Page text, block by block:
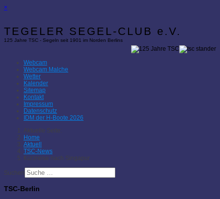
×
TEGELER SEGEL-CLUB e.V.
125 Jahre TSC - Segeln seit 1901 im Norden Berlins
Webcam
Webcam Malche
Wetter
Kalender
Sitemap
Kontakt
Impressum
Datenschutz
IDM der H-Boote 2026
Aktuelle Seite:
Home
Aktuell
TSC-News
Kurzreise nach Singapur
Suchen
TSC-Berlin